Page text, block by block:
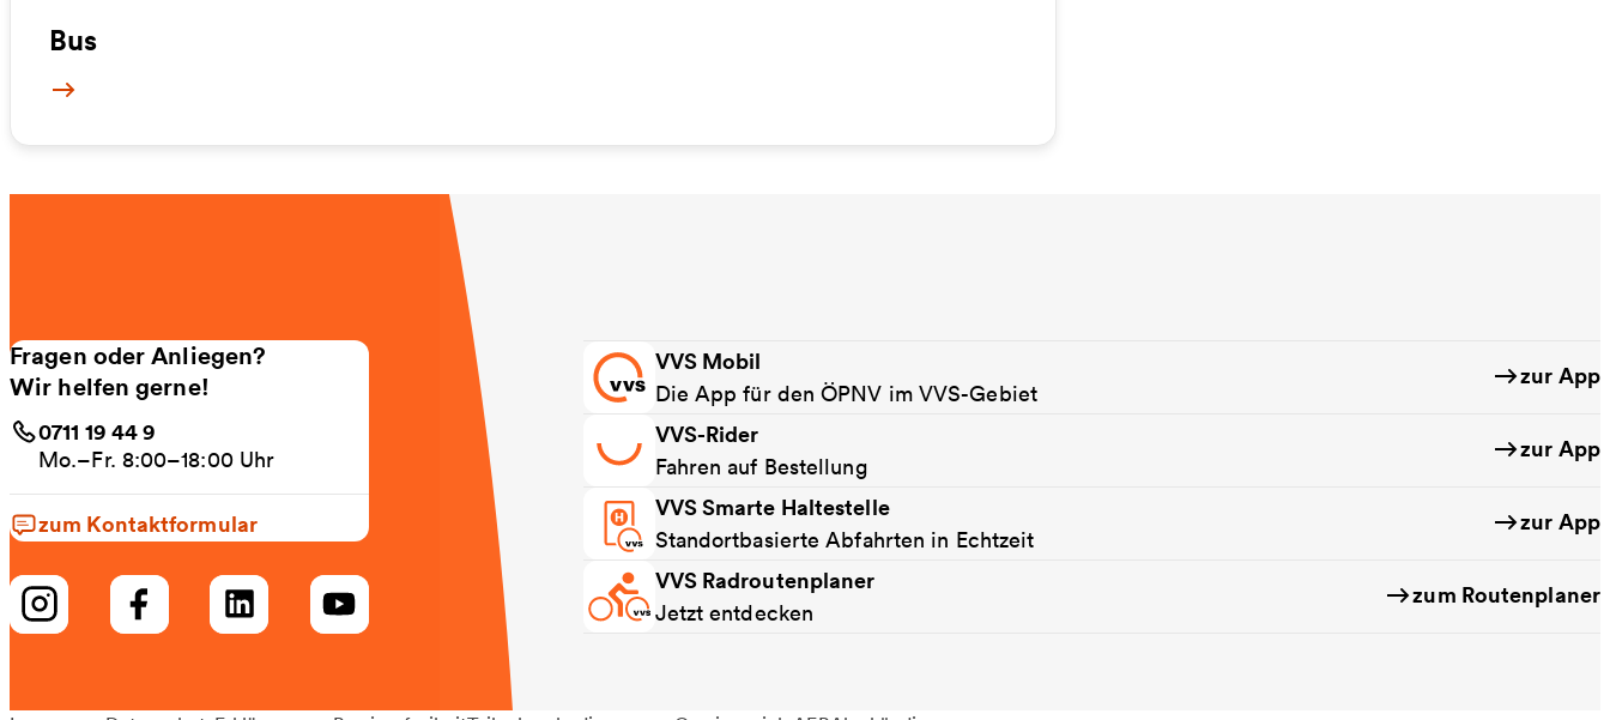
Bus
Mehr Informationen
Fragen oder Anliegen?
Wir helfen gerne!
0711 19 44 9
Mo.–Fr. 8:00–18:00 Uhr
zum Kontaktformular
VVS Mobil
Die App für den ÖPNV im VVS-Gebiet
zur App
VVS-Rider
Fahren auf Bestellung
zur App
VVS Smarte Haltestelle
Standortbasierte Abfahrten in Echtzeit
zur App
VVS Radroutenplaner
Jetzt entdecken
zum Routenplaner